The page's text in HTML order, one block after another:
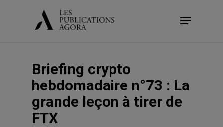
Menu
Briefing crypto
hebdomadaire n°73 : La
grande leçon à tirer de
FTX